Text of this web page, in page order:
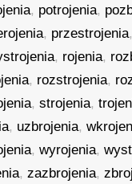
, potrojenia,
, przestrojenia,
, rojenia,
, rozstrojenia,
,strojenia,
, uzbrojenia,
,wyrojenia,
,zazbrojenia,